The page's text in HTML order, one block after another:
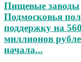
Пищевые заводы
Подмосковья
поддержку на 560
миллионов
начала...